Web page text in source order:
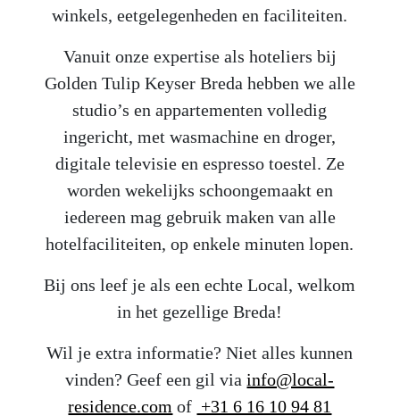
winkels, eetgelegenheden en faciliteiten.
Vanuit onze expertise als hoteliers bij
Golden Tulip Keyser Breda hebben we alle
studio’s en appartementen volledig
ingericht, met wasmachine en droger,
digitale televisie en espresso toestel. Ze
worden wekelijks schoongemaakt en
iedereen mag gebruik maken van alle
hotelfaciliteiten, op enkele minuten lopen.
Bij ons leef je als een echte Local, welkom
in het gezellige Breda!
Wil je extra informatie? Niet alles kunnen
vinden? Geef een gil viainfo@local-
residence.com of +31 6 16 10 94 81